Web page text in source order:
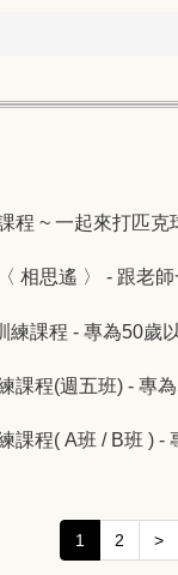
程 ~ 一起來打匹克
相思遙 〉 - 跟老
課程 - 專為50歲
課程(週五班) - 專
課程( A班 / B班 ) -
1 2 >